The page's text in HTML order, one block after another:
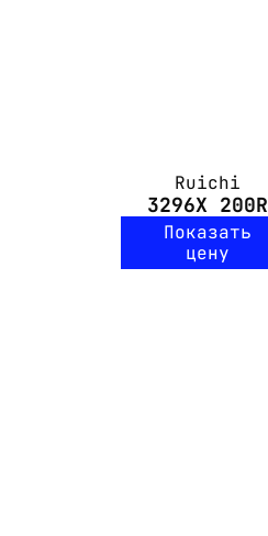
Ruichi
3296X 200R
Показать
цену